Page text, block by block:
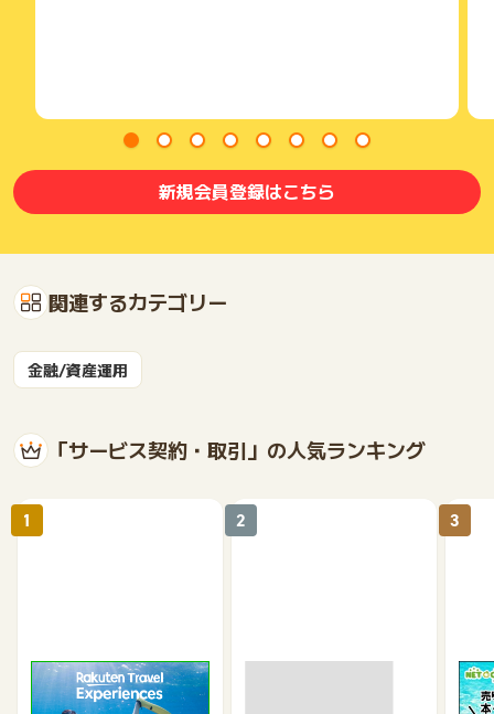
出来をした場合は、該当約定分は手数料無料となりますが、無
料期間以降に約定した残数量分は通常手数料がかかります。
3)誰でも気軽にIPOチャレンジ！
SBIネオトレード証券では申込時に事前入金は不要/必要な条件
新規会員登録はこちら
関連するカテゴリー
金融/資産運用
「サービス契約・取引」の人気ランキング
楽天トラベル観光体験
1 2
【
買取
3